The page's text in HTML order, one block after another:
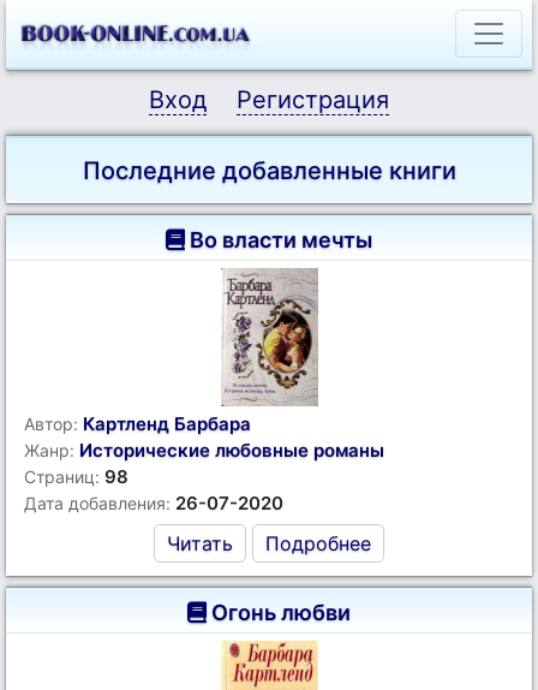
Вход Регистрация
Последние добавленные книги
Во власти мечты
Автор: Картленд Барбара
Жанр: Исторические любовные романы
Страниц: 98
Дата добавления: 26-07-2020
Читать Подробнее
Огонь любви